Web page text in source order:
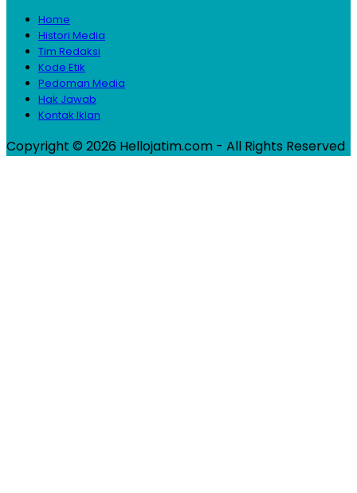
Home
Histori Media
Tim Redaksi
Kode Etik
Pedoman Media
Hak Jawab
Kontak Iklan
Copyright © 2026 Hellojatim.com - All Rights Reserved